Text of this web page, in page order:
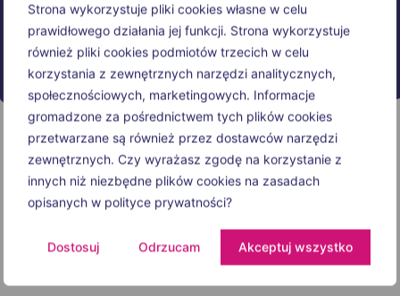
Strona wykorzystuje pliki cookies własne w celu
prawidłowego działania jej funkcji. Strona wykorzystuje
również pliki cookies podmiotów trzecich w celu
korzystania z zewnętrznych narzędzi analitycznych,
społecznościowych, marketingowych. Informacje
gromadzone za pośrednictwem tych plików cookies
przetwarzane są również przez dostawców narzędzi
zewnętrznych. Czy wyrażasz zgodę na korzystanie z
innych niż niezbędne plików cookies na zasadach
opisanych w polityce prywatności?
Dostosuj Odrzucam Akceptuj wszystko
Opening hours